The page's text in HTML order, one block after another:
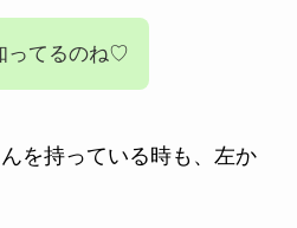
ってるのね♡
を持っている時も、左か